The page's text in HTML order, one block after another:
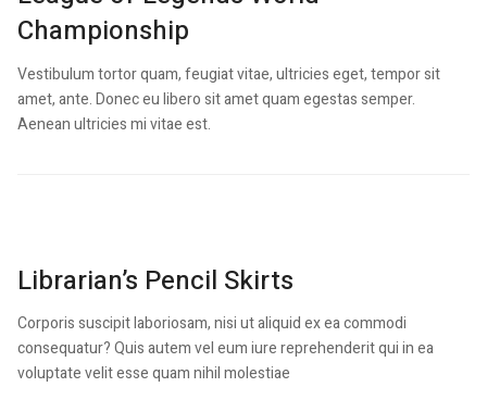
Championship
Vestibulum tortor quam, feugiat vitae, ultricies eget, tempor sit
amet, ante. Donec eu libero sit amet quam egestas semper.
Aenean ultricies mi vitae est.
Librarian’s Pencil Skirts
Corporis suscipit laboriosam, nisi ut aliquid ex ea commodi
consequatur? Quis autem vel eum iure reprehenderit qui in ea
voluptate velit esse quam nihil molestiae